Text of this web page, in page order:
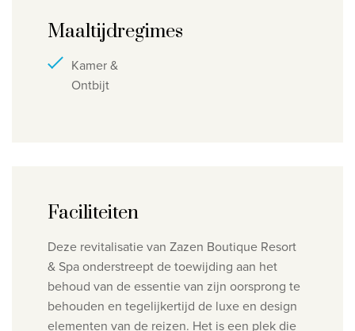
Maaltijdregimes
Kamer &
Ontbijt
Faciliteiten
Deze revitalisatie van Zazen Boutique Resort
& Spa onderstreept de toewijding aan het
behoud van de essentie van zijn oorsprong te
behouden en tegelijkertijd de luxe en design
elementen van de reizen. Het is een plek die